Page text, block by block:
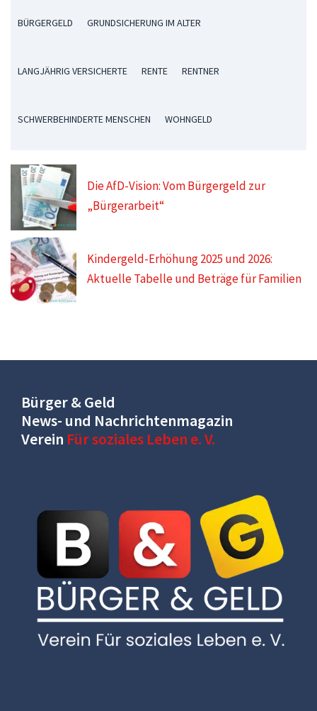
BÜRGERGELD GRUNDSICHERUNG IM ALTER
LANGJÄHRIG VERSICHERTE RENTE RENTNER
SCHWERBEHINDERTE MENSCHEN WOHNGELD
Die AfD-Vision: Vom Bürgergeld zur
„Bürgerarbeit“
Kindergeld-Erhöhung 2025 und 2026:
Aktuelle Tabelle und Beträge für Familien
Bürger & Geld
News- und Nachrichtenmagazin
Verein Für soziales Leben e. V.